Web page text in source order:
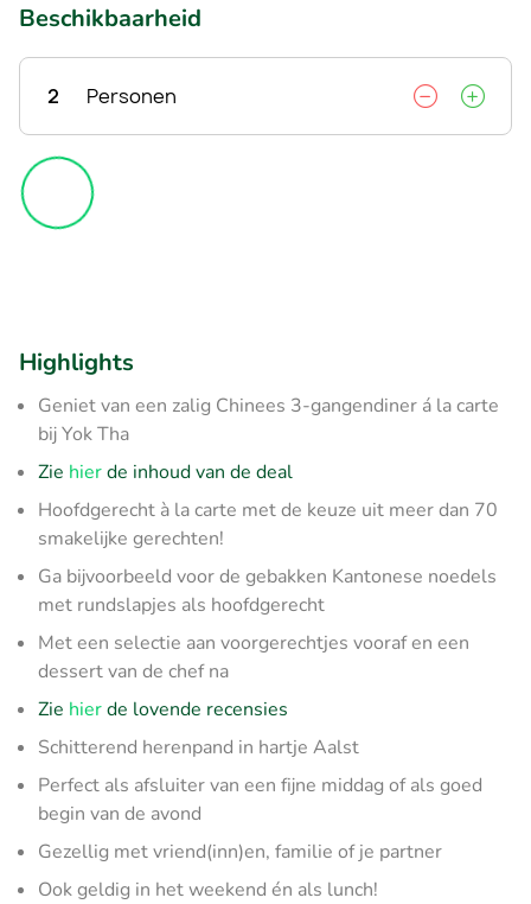
Beschikbaarheid
2 Personen
Highlights
Geniet van een zalig Chinees 3-gangendiner á la carte
bij Yok Tha
Zie hierde inhoud van de deal
Hoofdgerecht à la carte met de keuze uit meer dan 70
smakelijke gerechten!
Ga bijvoorbeeld voor de gebakken Kantonese noedels
met rundslapjes ​als hoofdgerecht
Met een selectie aan voorgerechtjes vooraf en een
dessert van de chef na
Zie hierde lovende recensies
Schitterend herenpand in hartje Aalst
Perfect als afsluiter van een fijne middag of als goed
begin van de avond
Gezellig met vriend(inn)en, familie of je partner
Ook geldig in het weekend én als lunch!